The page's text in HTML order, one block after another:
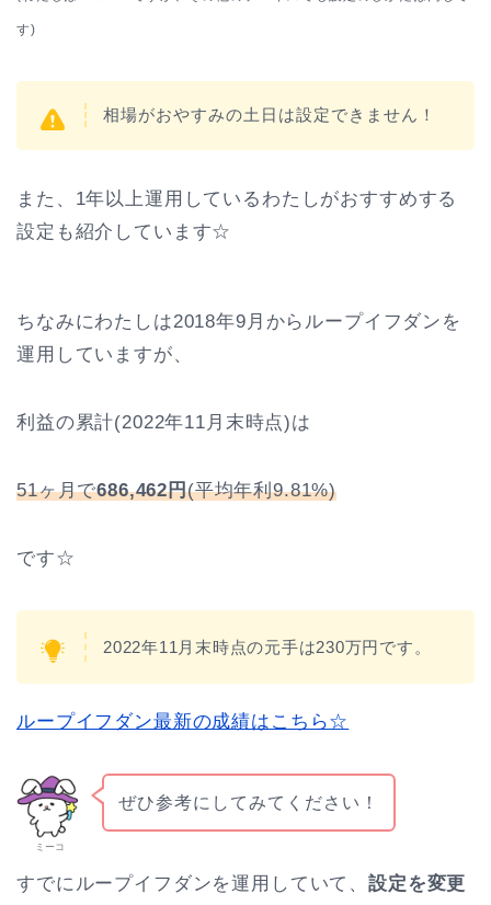
す)
相場がおやすみの土日は設定できません！
また、1年以上運用しているわたしがおすすめする
設定も紹介しています☆
ちなみにわたしは2018年9月からループイフダンを
運用していますが、
利益の累計(2022年11月末時点)は
51ヶ月で686,462円(平均年利9.81%)
です☆
2022年11月末時点の元手は230万円です。
ループイフダン最新の成績はこちら☆
ミーコ
ぜひ参考にしてみてください！
すでにループイフダンを運用していて、設定を変更